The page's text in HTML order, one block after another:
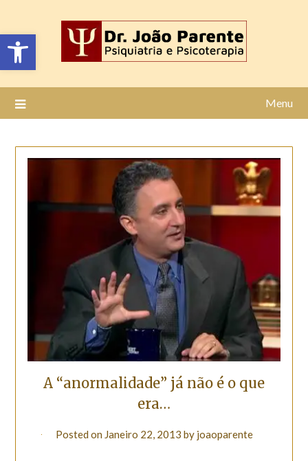
Open toolbar
Menu
A “anormalidade” já não é o que
era…
Posted on Janeiro 22, 2013 by joaoparente